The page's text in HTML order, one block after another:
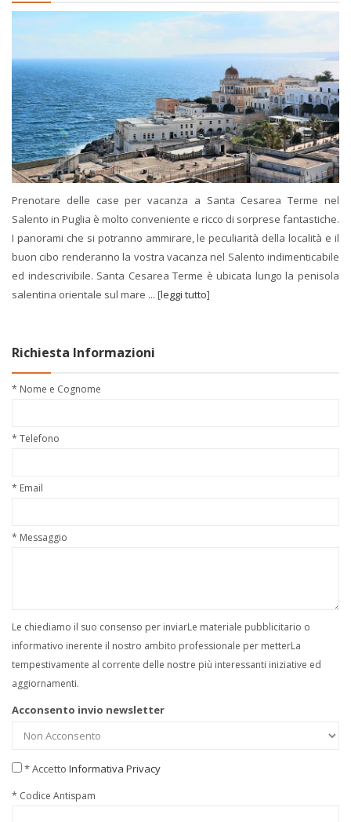
Prenotare delle case per vacanza a Santa Cesarea Terme nel
Salento in Puglia è molto conveniente e ricco di sorprese fantastiche.
I panorami che si potranno ammirare, le peculiarità della località e il
buon cibo renderanno la vostra vacanza nel Salento indimenticabile
ed indescrivibile. Santa Cesarea Terme è ubicata lungo la penisola
salentina orientale sul mare ... [leggi tutto]
Richiesta Informazioni
* Nome e Cognome
* Telefono
* Email
* Messaggio
Le chiediamo il suo consenso per inviarLe materiale pubblicitario o
informativo inerente il nostro ambito professionale per metterLa
tempestivamente al corrente delle nostre più interessanti iniziative ed
aggiornamenti.
Acconsento invio newsletter
* Accetto Informativa Privacy
* Codice Antispam